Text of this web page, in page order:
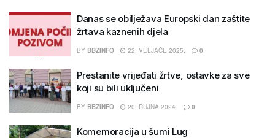
Danas se obilježava Europski dan zaštite
žrtava kaznenih djela
BY BBZINFO 22. VELJAČE 2025. 0
Prestanite vrijeđati žrtve, ostavke za sve
koji su bili uključeni
BY BBZINFO 20. RUJNA 2024. 0
Komemoracija u šumi Lug